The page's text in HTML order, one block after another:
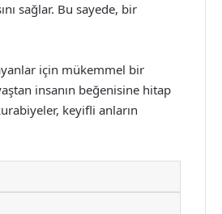
sağlar. Bu sayede, bir
için mükemmel bir
insanın beğenisine hitap
keyifli anların